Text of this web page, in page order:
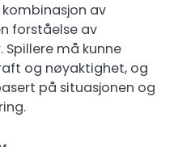
kombinasjon av
forståelse av
må kunne
og nøyaktighet, og
på situasjonen og